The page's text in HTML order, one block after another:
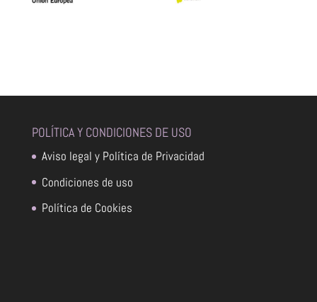
POLÍTICA Y CONDICIONES DE USO
Aviso legal y Política de Privacidad
Condiciones de uso
Política de Cookies